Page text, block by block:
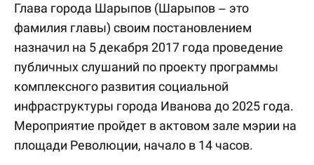
Глава города Шарыпов (Шарыпов – это
фамилия главы) своим постановлением
назначил на 5 декабря 2017 года проведение
публичных слушаний по проекту программы
комплексного развития социальной
инфраструктуры города Иванова до 2025 года.
Мероприятие пройдет в актовом зале мэрии на
площади Революции, начало в 14 часов.